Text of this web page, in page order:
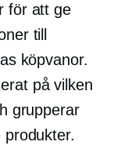
för att ge
till
köpvanor.
på vilken
grupperar